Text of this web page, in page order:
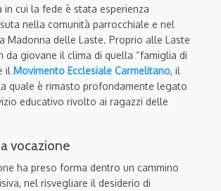
in cui la fede è stata esperienza
nella comunità parrocchiale e nel
Madonna delle Laste. Proprio alle Laste
da giovane il clima di quella “famiglia di
il Movimento Ecclesiale Carmelitano, il
quale è rimasto profondamente legato
educativo rivolto ai ragazzi delle
vocazione
ha preso forma dentro un cammino
nel risvegliare il desiderio di